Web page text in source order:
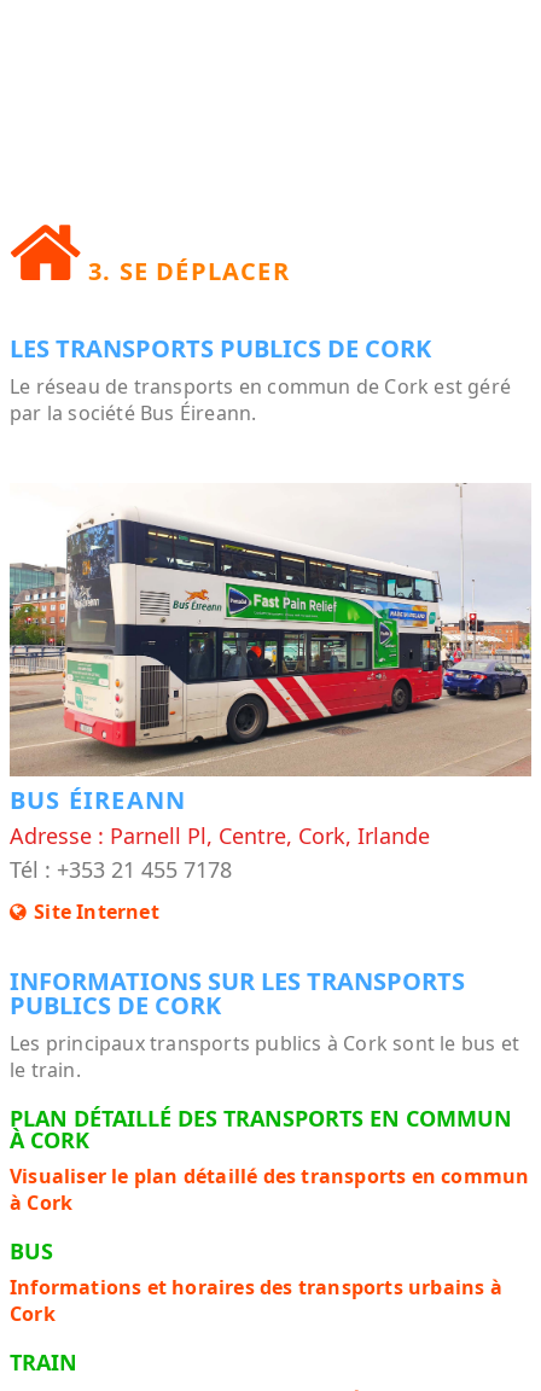
3. SE DÉPLACER
LES TRANSPORTS PUBLICS DE CORK
Le réseau de transports en commun de Cork est géré
par la société Bus Éireann.
BUS ÉIREANN
Adresse : Parnell Pl, Centre, Cork, Irlande
Tél : +353 21 455 7178
Site Internet
INFORMATIONS SUR LES TRANSPORTS
PUBLICS DE CORK
Les principaux transports publics à Cork sont le bus et
le train.
PLAN DÉTAILLÉ DES TRANSPORTS EN COMMUN
À CORK
Visualiser le plan détaillé des transports en commun
à Cork
BUS
Informations et horaires des transports urbains à
Cork
TRAIN